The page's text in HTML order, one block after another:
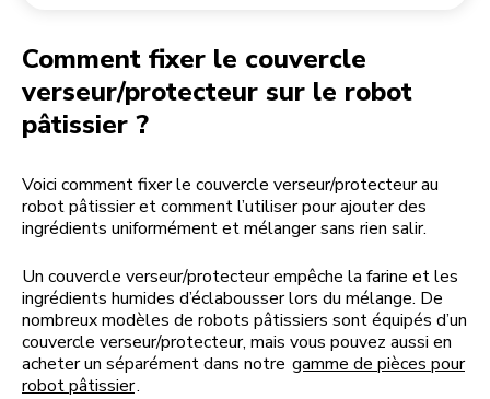
Comment fixer le couvercle
verseur/protecteur sur le robot
pâtissier ?
Voici comment fixer le couvercle verseur/protecteur au
robot pâtissier et comment l’utiliser pour ajouter des
ingrédients uniformément et mélanger sans rien salir.
Un couvercle verseur/protecteur empêche la farine et les
ingrédients humides d’éclabousser lors du mélange. De
nombreux modèles de robots pâtissiers sont équipés d’un
couvercle verseur/protecteur, mais vous pouvez aussi en
acheter un séparément dans notre gamme de pièces pour
robot pâtissier.